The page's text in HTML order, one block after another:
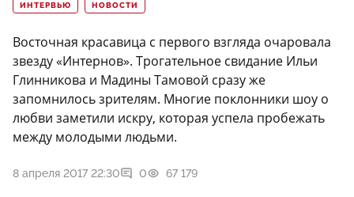
ИНТЕРВЬЮ НОВОСТИ
Восточная красавица с первого взгляда очаровала
звезду «Интернов». Трогательное свидание Ильи
Глинникова и Мадины Тамовой сразу же
запомнилось зрителям. Многие поклонники шоу о
любви заметили искру, которая успела пробежать
между молодыми людьми.
8 апреля 2017 22:30 0 67 179